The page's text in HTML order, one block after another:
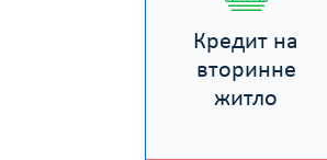
Кредит на
вторинне
житло